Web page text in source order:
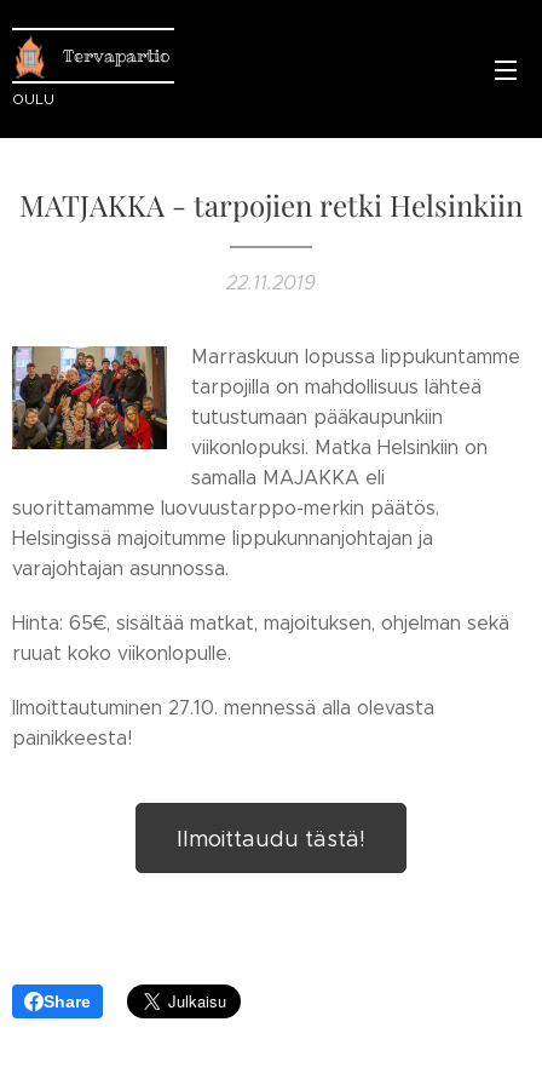
Tervapartio
OULU
MATJAKKA - tarpojien retki Helsinkiin
22.11.2019
Marraskuun lopussa lippukuntamme
tarpojilla on mahdollisuus lähteä
tutustumaan pääkaupunkiin
viikonlopuksi. Matka Helsinkiin on
samalla MAJAKKA eli
suorittamamme luovuustarppo-merkin päätös.
Helsingissä majoitumme lippukunnanjohtajan ja
varajohtajan asunnossa.
Hinta: 65€, sisältää matkat, majoituksen, ohjelman sekä
ruuat koko viikonlopulle.
Ilmoittautuminen 27.10. mennessä alla olevasta
painikkeesta!
Ilmoittaudu tästä!
Share